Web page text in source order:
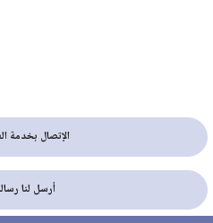
الإتصال بخدمة
أرسل لنا